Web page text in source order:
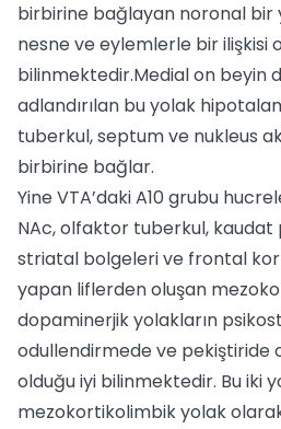
birbirine bağlayan noronal bir
nesne ve eylemlerle bir ilişkisi
bilinmektedir.Medial on beyin
adlandırılan bu yolak
tuberkul, septum ve nukleus
birbirine bağlar.
Yine VTA’daki A10 grubu
NAc, olfaktor tuberkul,
striatal bolgeleri ve frontal
yapan liflerden oluşan
dopaminerjik yolakların
odullendirmede ve pekiştiride
olduğu iyi bilinmektedir. Bu iki
mezokortikolimbik yolak olarak